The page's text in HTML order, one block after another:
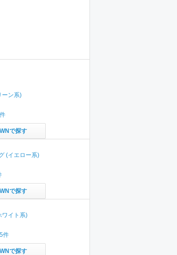
ーン系)
件
で探す
(イエロー系)
で探す
ワイト系)
件
で探す